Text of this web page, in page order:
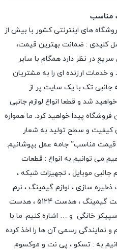
مناسب
های اینترنتی کشور با بیش از
کلیدی : ضمانت بهترین قیمت،
در نظر دارد همگام با سایر
و خدمات ارزنده ای را به مشتریان
جانبی تک با یک سایت پر از
شد و قطعا انواع لوازم جانبی
فروشگاه پیدا خواهید کرد. ما همواره
کیفیت و سطح تولید به شعار
قیمت مناسب” جامه عمل بپوشانیم.
می توانیم به انواع : قطعات
جانبی موبایل ، تجهیزات شبکه ،
ذخیره سازی ، لوازم گیمینگ ، نرم
گیمینگ
، هدست 5124 ، هدست
خانگی و … اشاره کنیم. ما با
و نمایندگی رسمی آن ها را اخذ کرده
به : تسکو ، پی نت و موکسوم